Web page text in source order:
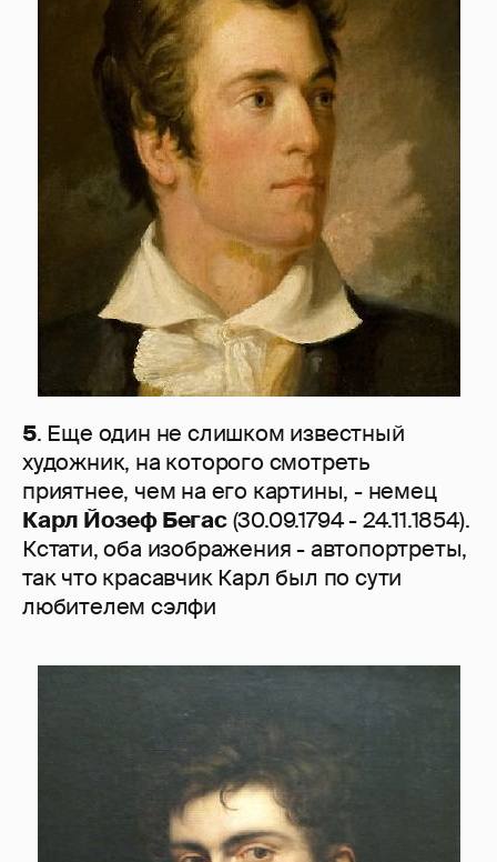
5. Еще один не слишком известный
художник, на которого смотреть
приятнее, чем на его картины, - немец
Карл Йозеф Бегас(30.09.1794 - 24.11.1854).
Кстати, оба изображения - автопортреты,
так что красавчик Карл был по сути
любителем сэлфи